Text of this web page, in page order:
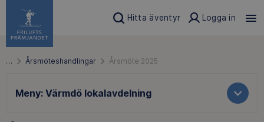
Hitta äventyr Logga in
… Årsmöteshandlingar Årsmöte 2025
Meny: Värmdö lokalavdelning